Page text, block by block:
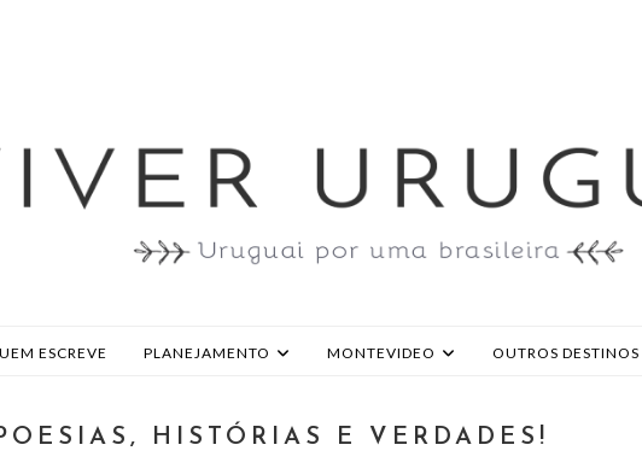
ESCREVE PLANEJAMENTO MONTEVIDEO OUTROS DESTINOS
HISTÓRIAS E VERDADES!